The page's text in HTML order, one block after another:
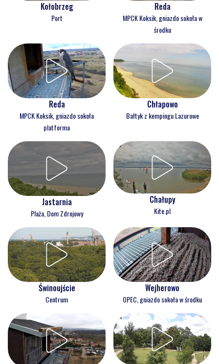
Kołobrzeg
Port
Reda
MPCK Koksik, gniazdo sokoła w
środku
Reda
MPCK Koksik, gniazdo sokoła
platforma
Chłapowo
Bałtyk z kempingu Lazurowe
Jastarnia
Plaża, Dom Zdrojowy
Chałupy
Kite.pl
Świnoujście
Centrum
Wejherowo
OPEC, gniazdo sokoła w środku